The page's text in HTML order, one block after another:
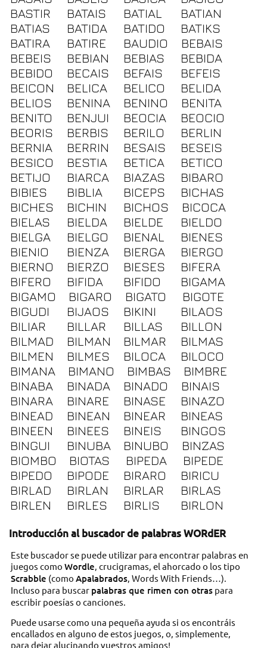
BASTIR
BATAIS BATIAL
BATIAN
BATIAS
BATIDA BATIDO
BATIKS
BATIRA
BATIRE BAUDIO
BEBAIS
BEBEIS
BEBIAN BEBIAS
BEBIDA
BEBIDO
BECAIS BEFAIS
BEFEIS
BEICON
BELICA BELICO
BELIDA
BELIOS
BENINA BENINO
BENITA
BENITO
BENJUI BEOCIA
BEOCIO
BEORIS
BERBIS BERILO
BERLIN
BERNIA
BERRIN BESAIS
BESEIS
BESICO
BESTIA BETICA
BETICO
BETIJO
BIARCA BIAZAS
BIBARO
BIBIES
BIBLIA BICEPS
BICHAS
BICHES
BICHIN BICHOS
BICOCA
BIELAS
BIELDA BIELDE
BIELDO
BIELGA
BIELGO BIENAL
BIENES
BIENIO
BIENZA BIERGA
BIERGO
BIERNO
BIERZO BIESES
BIFERA
BIFERO
BIFIDA BIFIDO
BIGAMA
BIGAMO
BIGARO BIGATO
BIGOTE
BIGUDI
BIJAOS BIKINI
BILAOS
BILIAR
BILLAR BILLAS
BILLON
BILMAD
BILMAN BILMAR
BILMAS
BILMEN
BILMES BILOCA
BILOCO
BIMANA
BIMANO BIMBAS
BIMBRE
BINABA
BINADA BINADO
BINAIS
BINARA
BINARE BINASE
BINAZO
BINEAD
BINEAN BINEAR
BINEAS
BINEEN
BINEES BINEIS
BINGOS
BINGUI
BINUBA BINUBO
BINZAS
BIOMBO
BIOTAS BIPEDA
BIPEDE
BIPEDO
BIPODE BIRARO
BIRICU
BIRLAD
BIRLAN BIRLAR
BIRLAS
BIRLEN
BIRLES BIRLIS BIRLON
Introducción al buscador de palabras WORdER
Este buscador se puede utilizar para encontrar palabras en
juegos como Wordle, crucigramas, el ahorcado o los tipo
Scrabble (como Apalabrados, Words With Friends…).
Incluso para buscar palabras que rimen con otraspara
escribir poesías o canciones.
Puede usarse como una pequeña ayuda si os encontráis
encallados en alguno de estos juegos, o, simplemente,
para dejar alucinando vuestros amigos!